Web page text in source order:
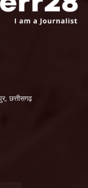
छत्तीसगढ़